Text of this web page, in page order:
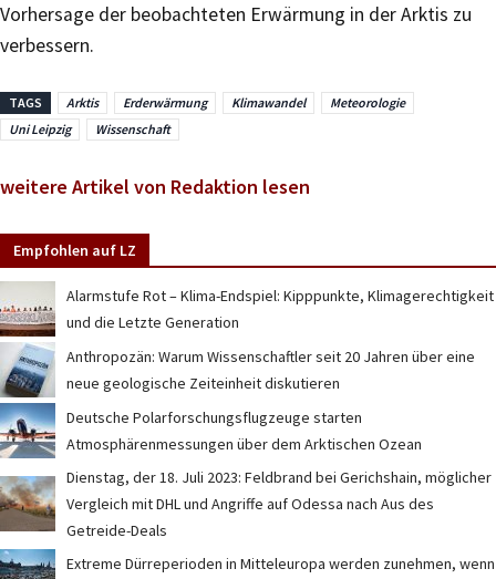
Vorhersage der beobachteten Erwärmung in der Arktis zu
verbessern.
TAGS Arktis Erderwärmung Klimawandel
Meteorologie
Uni Leipzig
Wissenschaft
weitere Artikel von Redaktion lesen
Empfohlen auf LZ
Alarmstufe Rot – Klima-Endspiel: Kipppunkte, Klimagerechtigkeit
und die Letzte Generation
Anthropozän: Warum Wissenschaftler seit 20 Jahren über eine
neue geologische Zeiteinheit diskutieren
Deutsche Polarforschungsflugzeuge starten
Atmosphärenmessungen über dem Arktischen Ozean
Dienstag, der 18. Juli 2023: Feldbrand bei Gerichshain, möglicher
Vergleich mit DHL und Angriffe auf Odessa nach Aus des
Getreide-Deals
Extreme Dürreperioden in Mitteleuropa werden zunehmen, wenn